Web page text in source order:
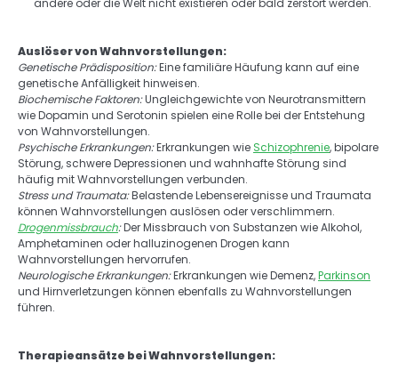
andere oder die Welt nicht existieren oder bald zerstört werden.
Auslöser von Wahnvorstellungen:
Genetische Prädisposition: Eine familiäre Häufung kann auf eine
genetische Anfälligkeit hinweisen.
Biochemische Faktoren: Ungleichgewichte von Neurotransmittern
wie Dopamin und Serotonin spielen eine Rolle bei der Entstehung
von Wahnvorstellungen.
Psychische Erkrankungen: Erkrankungen wie Schizophrenie, bipolare
Störung, schwere Depressionen und wahnhafte Störung sind
häufig mit Wahnvorstellungen verbunden.
Stress und Traumata: Belastende Lebensereignisse und Traumata
können Wahnvorstellungen auslösen oder verschlimmern.
Drogenmissbrauch: Der Missbrauch von Substanzen wie Alkohol,
Amphetaminen oder halluzinogenen Drogen kann
Wahnvorstellungen hervorrufen.
Neurologische Erkrankungen: Erkrankungen wie Demenz, Parkinson
und Hirnverletzungen können ebenfalls zu Wahnvorstellungen
führen.
Therapieansätze bei Wahnvorstellungen: